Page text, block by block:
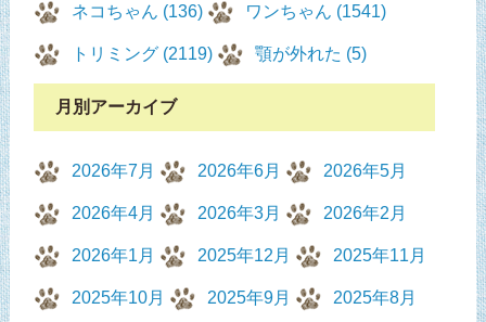
ネコちゃん (136) ワンちゃん (1541)
トリミング (2119) 顎が外れた (5)
月別アーカイブ
2026年7月 2026年6月 2026年5月
2026年4月 2026年3月 2026年2月
2026年1月 2025年12月 2025年11月
2025年10月 2025年9月 2025年8月